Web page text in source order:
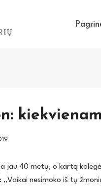
jau 40 metų, o kartą
„Vaikai nesimoko iš tų